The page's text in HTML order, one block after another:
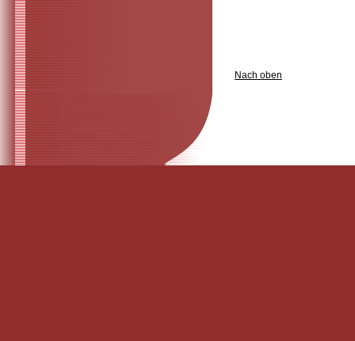
Nach oben